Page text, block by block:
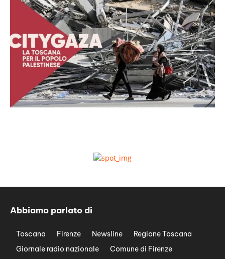
Abbiamo parlato di
Toscana Firenze Newsline
Regione Toscana
Giornale radio nazionale
Comune di Firenze